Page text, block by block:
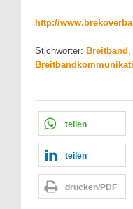
http://
Stichwörter: Breitband ,
teilen
teilen
drucken/PDF